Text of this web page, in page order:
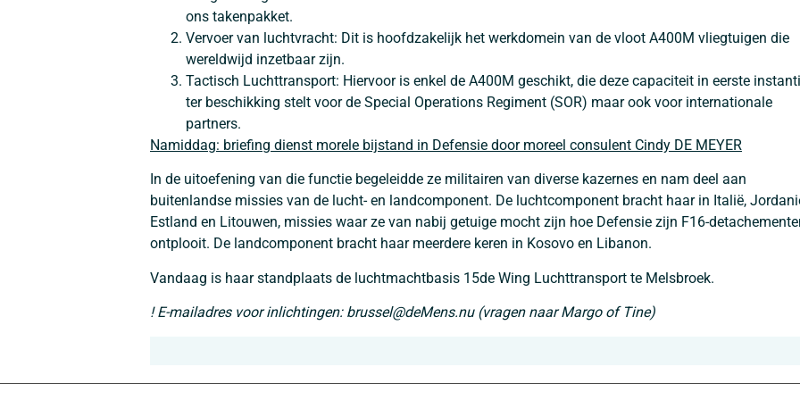
ons takenpakket.
Vervoer van luchtvracht: Dit is hoofdzakelijk het werkdomein van de vloot A400M vliegtuigen die
wereldwijd inzetbaar zijn.
Tactisch Luchttransport: Hiervoor is enkel de A400M geschikt, die deze capaciteit in eerste
ter beschikking stelt voor de Special Operations Regiment (SOR) maar ook voor internationale
partners.
Namiddag: briefing dienst morele bijstand in Defensie door moreel consulent Cindy DE MEYER
In de uitoefening van die functie begeleidde ze militairen van diverse kazernes en nam deel aan
buitenlandse missies van de lucht- en landcomponent. De luchtcomponent bracht haar in Italië,
Estland en Litouwen, missies waar ze van nabij getuige mocht zijn hoe Defensie zijn F16-
ontplooit. De landcomponent bracht haar meerdere keren in Kosovo en Libanon.
Vandaag is haar standplaats de luchtmachtbasis 15de Wing Luchttransport te Melsbroek.
! E-mailadres voor inlichtingen: brussel@deMens.nu (vragen naar Margo of Tine)